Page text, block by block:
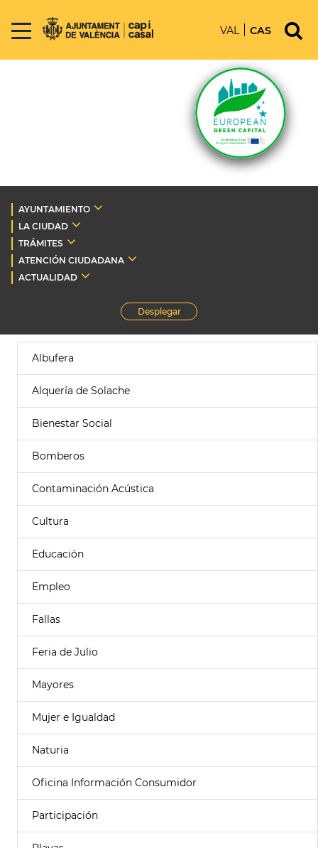
VAL CAS
AYUNTAMIENTO
LA CIUDAD
TRÁMITES
ATENCIÓN CIUDADANA
ACTUALIDAD
Desplegar
Albufera
Alquería de Solache
Bienestar Social
Bomberos
Contaminación Acústica
Cultura
Educación
Empleo
Fallas
Feria de Julio
Mayores
Mujer e Igualdad
Naturia
Oficina Información Consumidor
Participación